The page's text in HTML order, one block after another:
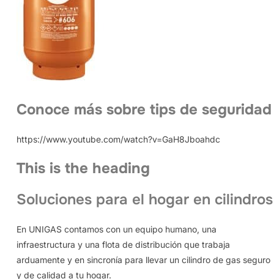
Conoce más sobre tips de seguridad
https://www.youtube.com/watch?v=GaH8Jboahdc
This is the heading
Soluciones para el hogar en cilindros
En UNIGAS contamos con un equipo humano, una
infraestructura y una flota de distribución que trabaja
arduamente y en sincronía para llevar un cilindro de gas seguro
y de calidad a tu hogar.